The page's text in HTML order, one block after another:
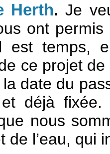
Herth.Je
ont permis
est temps,
ce projet de
date du
et déjà
nous
de l’eau, qui